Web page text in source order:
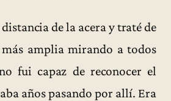
de la acera y traté de
amplia mirando a todos
fui capaz de reconocer el
años pasando por allí. Era